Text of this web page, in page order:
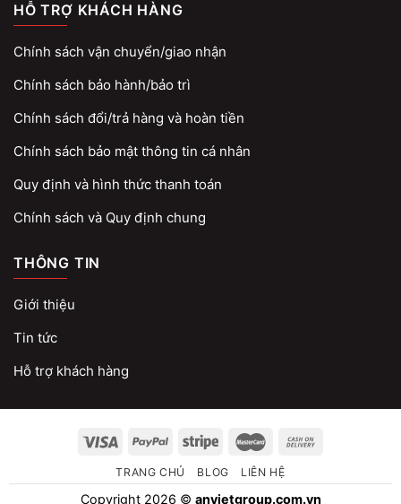
HỖ TRỢ KHÁCH HÀNG
Chính sách vận chuyển/giao nhận
Chính sách bảo hành/bảo trì
Chính sách đổi/trả hàng và hoàn tiền
Chính sách bảo mật thông tin cá nhân
Quy định và hình thức thanh toán
Chính sách và Quy định chung
THÔNG TIN
Giới thiệu
Tin tức
Hỗ trợ khách hàng
TRANG CHỦ BLOG LIÊN HỆ
Copyright 2026 © anvietgroup.com.vn